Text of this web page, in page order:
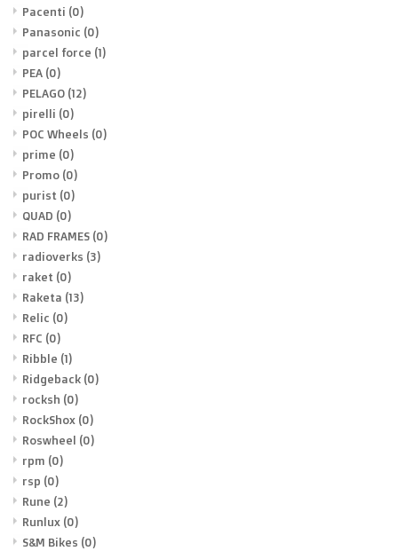
Pacenti (0)
Panasonic (0)
parcel force (1)
PEA (0)
PELAGO (12)
pirelli (0)
POC Wheels (0)
prime (0)
Promo (0)
purist (0)
QUAD (0)
RAD FRAMES (0)
radioverks (3)
raket (0)
Raketa (13)
Relic (0)
RFC (0)
Ribble (1)
Ridgeback (0)
rocksh (0)
RockShox (0)
Roswheel (0)
rpm (0)
rsp (0)
Rune (2)
Runlux (0)
S&M Bikes (0)